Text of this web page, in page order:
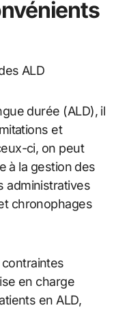
ALD
durée (ALD), il
et
ci, on peut
à la gestion des
administratives
chronophages
en charge
en ALD,